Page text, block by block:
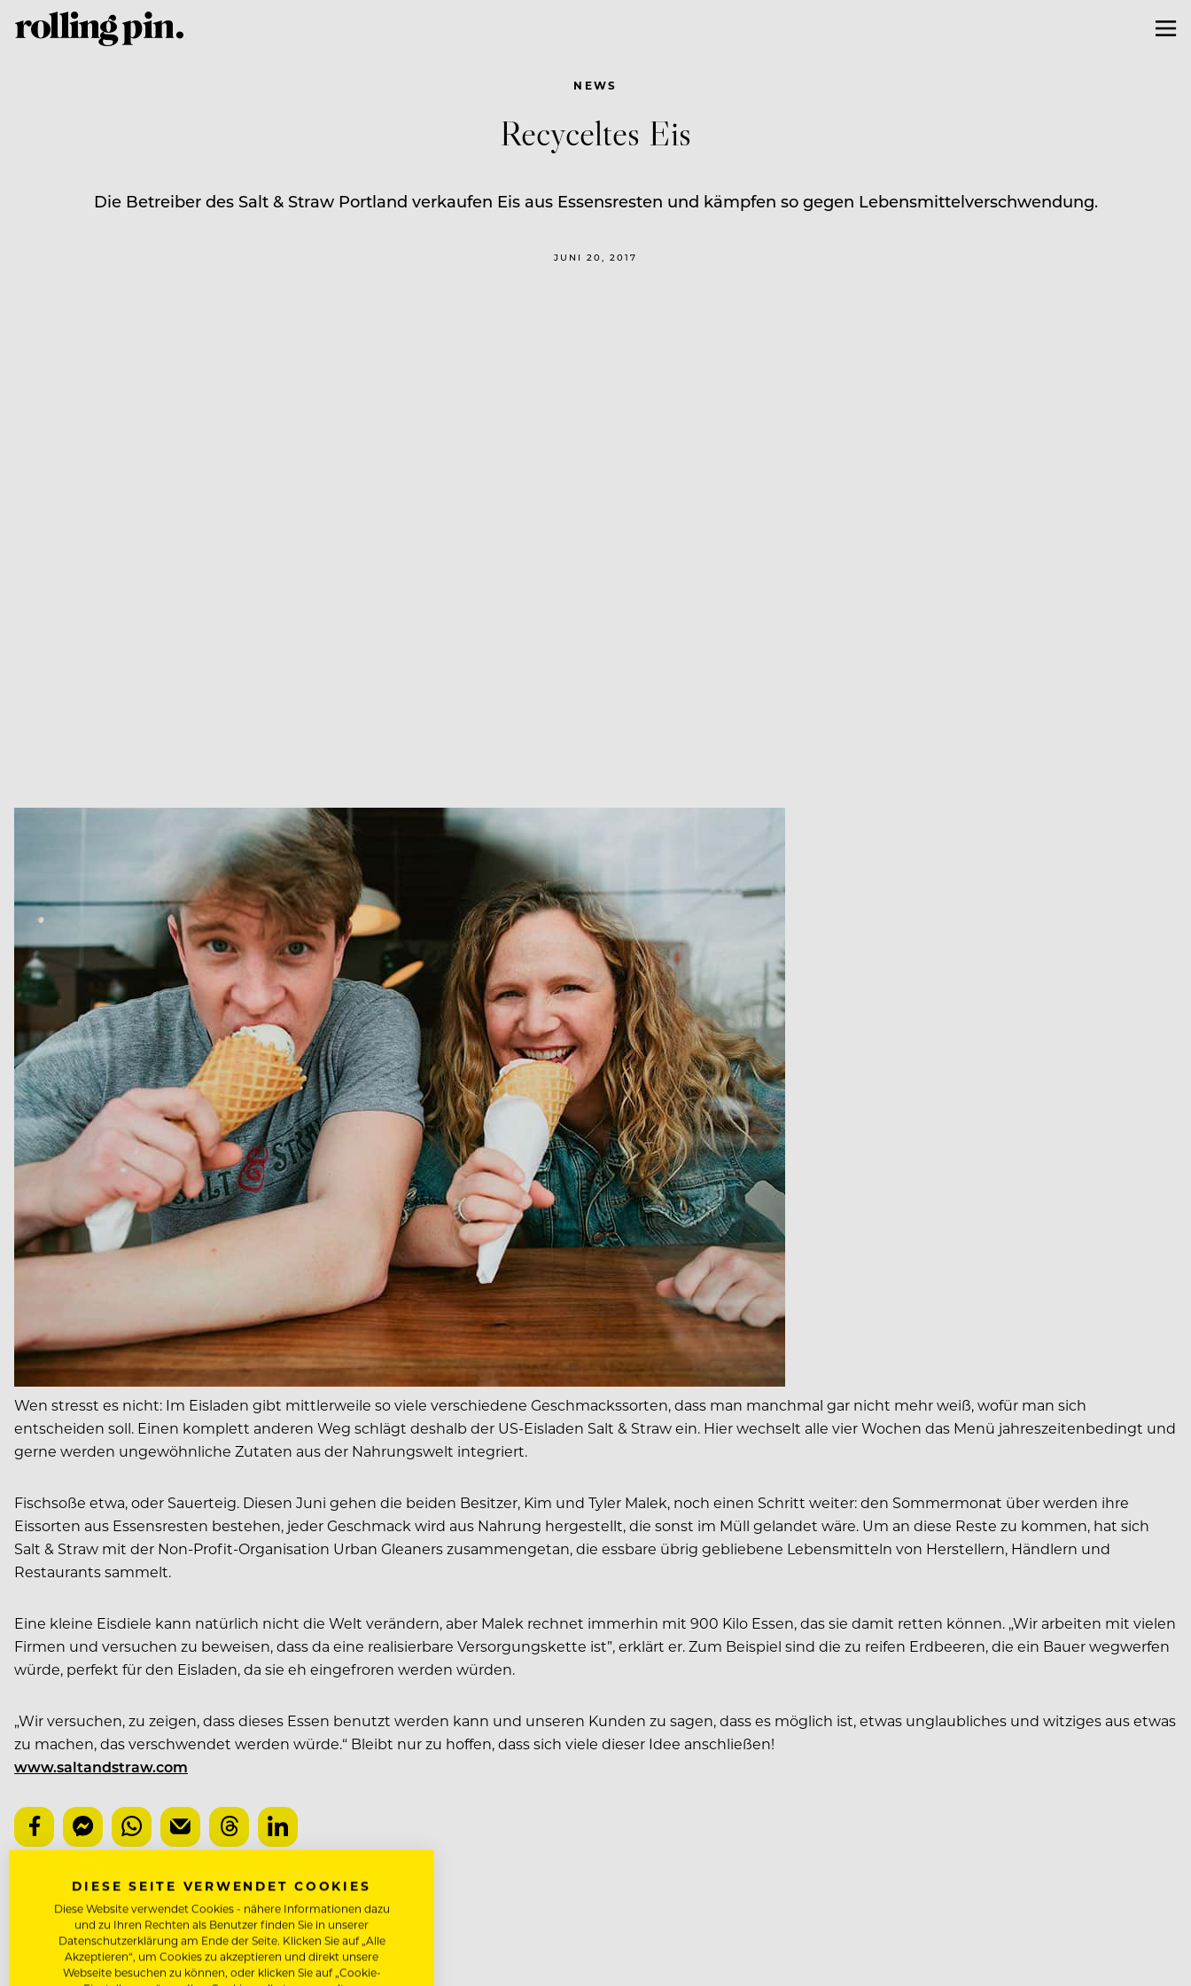
NEWS
Recyceltes Eis
Die Betreiber des Salt & Straw Portland verkaufen Eis aus Essensresten und kämpfen so gegen Lebensmittelverschwendung.
JUNI 20, 2017
Wen stresst es nicht: Im Eisladen gibt mittlerweile so viele verschiedene Geschmackssorten, dass man manchmal gar nicht mehr weiß, wofür man sich
entscheiden soll. Einen komplett anderen Weg schlägt deshalb der US-Eisladen Salt & Straw ein. Hier wechselt alle vier Wochen das Menü jahreszeitenbedingt und
gerne werden ungewöhnliche Zutaten aus der Nahrungswelt integriert.
Fischsoße etwa, oder Sauerteig. Diesen Juni gehen die beiden Besitzer, Kim und Tyler Malek, noch einen Schritt weiter: den Sommermonat über werden ihre
Eissorten aus Essensresten bestehen, jeder Geschmack wird aus Nahrung hergestellt, die sonst im Müll gelandet wäre. Um an diese Reste zu kommen, hat sich
Salt & Straw mit der Non-Profit-Organisation Urban Gleaners zusammengetan, die essbare übrig gebliebene Lebensmitteln von Herstellern, Händlern und
Restaurants sammelt.
Eine kleine Eisdiele kann natürlich nicht die Welt verändern, aber Malek rechnet immerhin mit 900 Kilo Essen, das sie damit retten können. „Wir arbeiten mit vielen
Firmen und versuchen zu beweisen, dass da eine realisierbare Versorgungskette ist”, erklärt er. Zum Beispiel sind die zu reifen Erdbeeren, die ein Bauer wegwerfen
würde, perfekt für den Eisladen, da sie eh eingefroren werden würden.
„Wir versuchen, zu zeigen, dass dieses Essen benutzt werden kann und unseren Kunden zu sagen, dass es möglich ist, etwas unglaubliches und witziges aus etwas
zu machen, das verschwendet werden würde.“ Bleibt nur zu hoffen, dass sich viele dieser Idee anschließen!
www.saltandstraw.com
VORHERIGER ARTIKEL
DIESE SEITE VERWENDET COOKIES
Diese Website verwendet Cookies - nähere Informationen dazu
und zu Ihren Rechten als Benutzer finden Sie in unserer
Datenschutzerklärung am Ende der Seite. Klicken Sie auf „Alle
Akzeptieren“, um Cookies zu akzeptieren und direkt unsere
Webseite besuchen zu können, oder klicken Sie auf „Cookie-